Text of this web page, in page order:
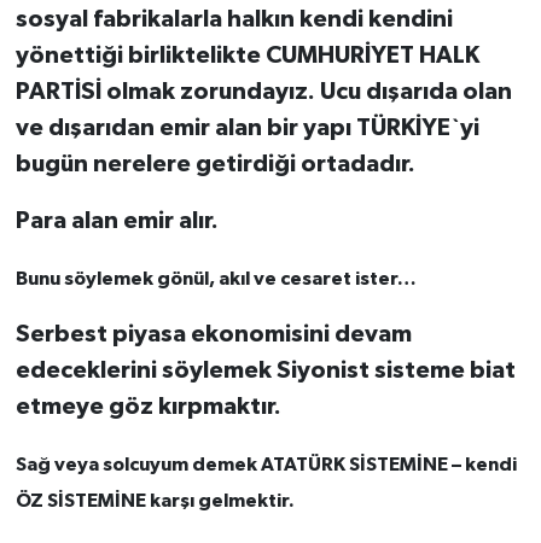
sosyal fabrikalarla halkın kendi kendini
yönettiği birliktelikte CUMHURİYET HALK
PARTİSİ olmak zorundayız. Ucu dışarıda olan
ve dışarıdan emir alan bir yapı TÜRKİYE`yi
bugün nerelere getirdiği ortadadır.
Para alan emir alır.
Bunu söylemek gönül, akıl ve cesaret ister…
Serbest piyasa ekonomisini devam
edeceklerini söylemek Siyonist sisteme biat
etmeye göz kırpmaktır.
Sağ veya solcuyum demek ATATÜRK SİSTEMİNE – kendi
ÖZ SİSTEMİNE karşı gelmektir.